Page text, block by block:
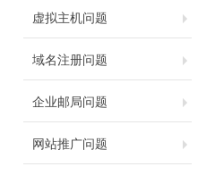
虚拟主机问题
域名注册问题
企业邮局问题
网站推广问题